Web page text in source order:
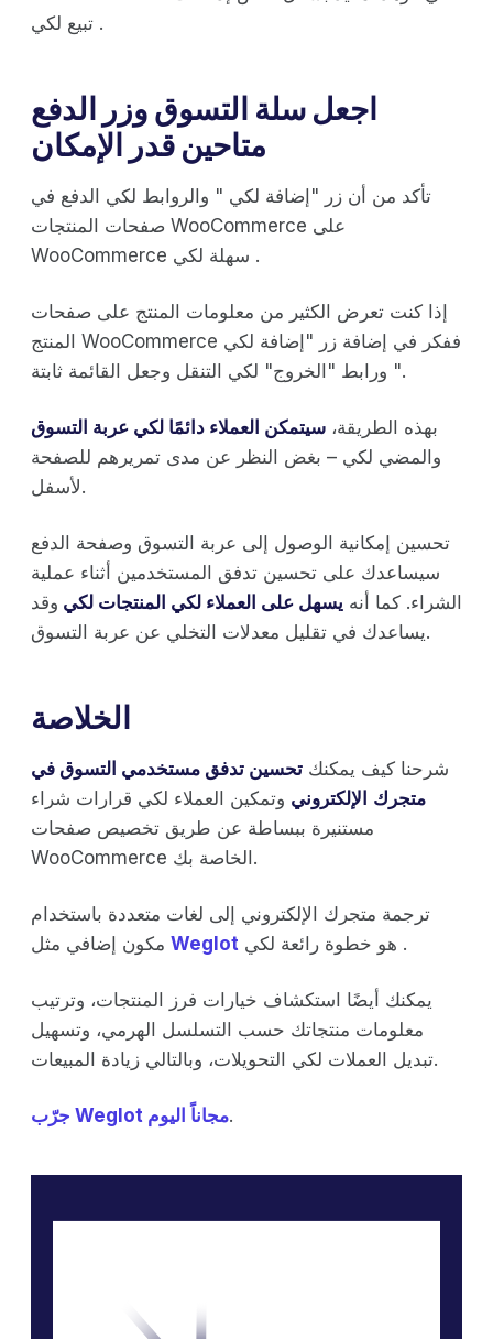
تبيع لكي .
اجعل سلة التسوق وزر الدفع
متاحين قدر الإمكان
تأكد من أن زر "إضافة لكي " والروابط لكي الدفع في
صفحات المنتجات WooCommerce على
WooCommerce سهلة لكي .
إذا كنت تعرض الكثير من معلومات المنتج على صفحات
المنتج WooCommerce ففكر في إضافة زر "إضافة لكي
" ورابط "الخروج" لكي التنقل وجعل القائمة ثابتة.
بهذه الطريقة، سيتمكن العملاء دائمًا لكي عربة التسوق
والمضي لكي – بغض النظر عن مدى تمريرهم للصفحة
لأسفل.
تحسين إمكانية الوصول إلى عربة التسوق وصفحة الدفع
سيساعدك على تحسين تدفق المستخدمين أثناء عملية
الشراء. كما أنه يسهل على العملاء لكي المنتجات لكي وقد
يساعدك في تقليل معدلات التخلي عن عربة التسوق.
الخلاصة
شرحنا كيف يمكنك تحسين تدفق مستخدمي التسوق في
متجرك الإلكتروني وتمكين العملاء لكي قرارات شراء
مستنيرة ببساطة عن طريق تخصيص صفحات
WooCommerce الخاصة بك.
ترجمة متجرك الإلكتروني إلى لغات متعددة باستخدام
Weglot هو خطوة رائعة لكي .
يمكنك أيضًا استكشاف خيارات فرز المنتجات، وترتيب
معلومات منتجاتك حسب التسلسل الهرمي، وتسهيل
تبديل العملات لكي التحويلات، وبالتالي زيادة المبيعات.
جرّب Weglot مجاناً اليوم.